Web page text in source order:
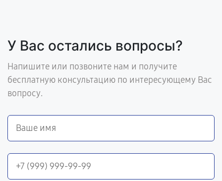
У Вас остались вопросы?
Напишите или позвоните нам и получите
бесплатную консультацию по интересующему Вас
вопросу.